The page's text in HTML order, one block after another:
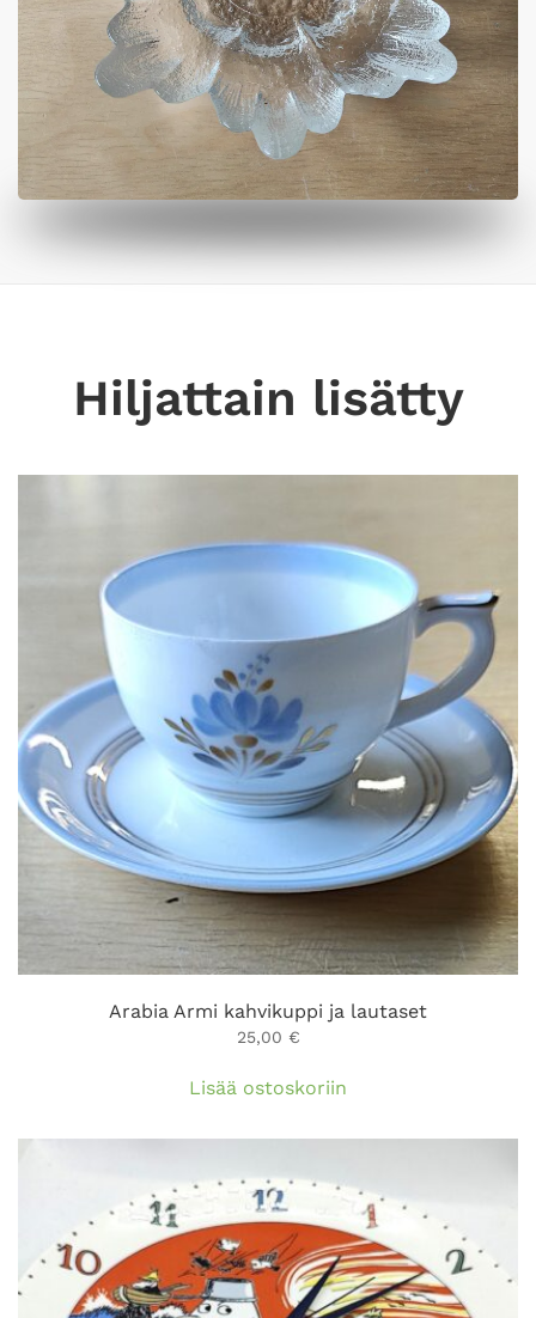
Hiljattain lisätty
Arabia Armi kahvikuppi ja lautaset
25,00 €
Lisää ostoskoriin